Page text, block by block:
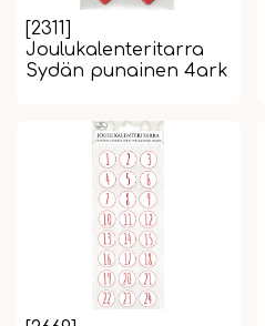
[2311]
Joulukalenteritarra
Sydän punainen 4ark